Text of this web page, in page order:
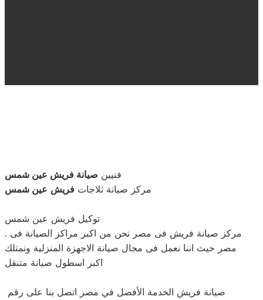
فنيين صيانة فريش عين شمس
مركز صيانة ثلاجات فريش عين شمس
. مركز صيانة فريش فى مصر نحن من اكبر مراكز الصيانة فى
مصر حيث اننا نعمل فى مجال صيانة الاجهزة المنزلية ونمتلك
اكبر اسطول صيانة متنقل